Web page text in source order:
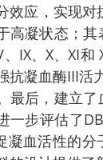
效应，实现
高凝状态；
、IX、X、XI
抗凝血酶III活
最后，建立
一步评估了
凝血活性的